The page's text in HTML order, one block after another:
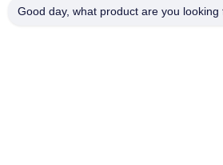
Good day, what product are you looking